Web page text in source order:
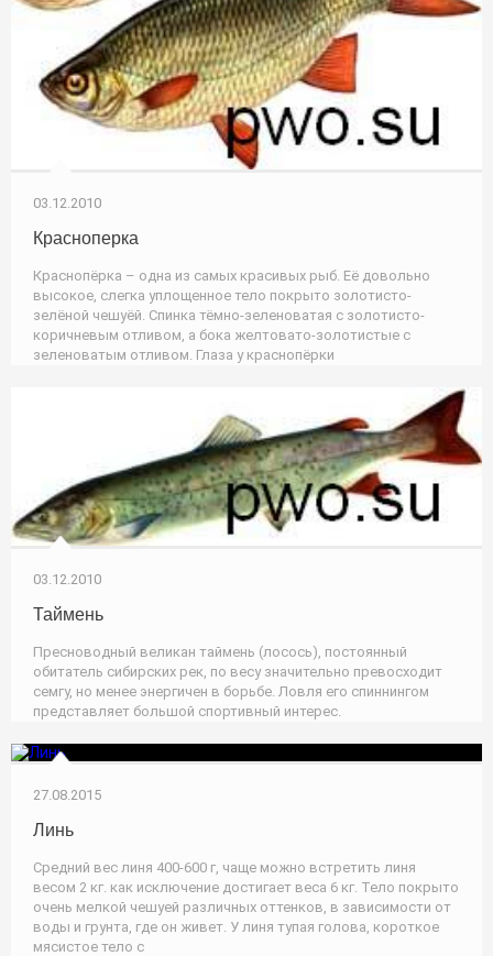
03.12.2010
Красноперка
Краснопёрка – одна из самых красивых рыб. Её довольно
высокое, слегка уплощенное тело покрыто золотисто-
зелёной чешуёй. Спинка тёмно-зеленоватая с золотисто-
коричневым отливом, а бока желтовато-золотистые с
зеленоватым отливом. Глаза у краснопёрки
03.12.2010
Таймень
Пресноводный великан таймень (лосось), постоянный
обитатель сибирских рек, по весу значительно превосходит
семгу, но менее энергичен в борьбе. Ловля его спиннингом
представляет большой спортивный интерес.
27.08.2015
Линь
Средний вес линя 400-600 г, чаще можно встретить линя
весом 2 кг. как исключение достигает веса 6 кг. Тело покрыто
очень мелкой чешуей различных оттенков, в зависимости от
воды и грунта, где он живет. У линя тупая голова, короткое
мясистое тело с